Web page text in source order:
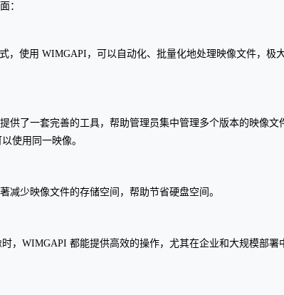
：
，使用 WIMGAPI，可以自动化、批量化地处理映像文件，极
供了一套完善的工具，帮助管理员集中管理多个版本的映像文
使用同一映像。
减少映像文件的存储空间，帮助节省硬盘空间。
，WIMGAPI 都能提供高效的操作，尤其在企业和大规模部署